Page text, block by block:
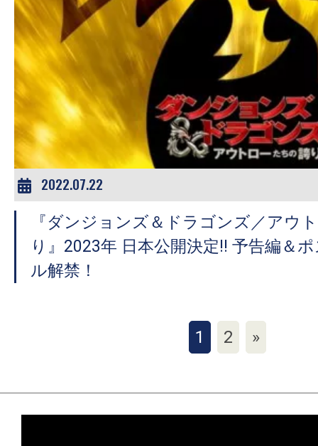
2022.07.22
『ダンジョンズ＆ドラゴンズ／アウ
り』2023年 日本公開決定!! 予告編＆
ル解禁！
1 2 »